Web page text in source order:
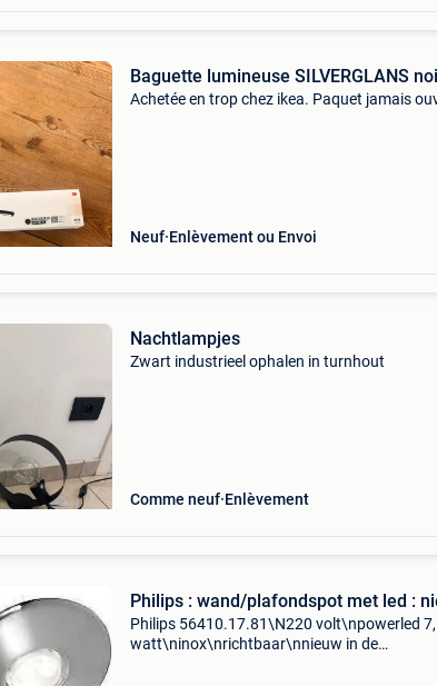
Baguette lumineuse SILVERGLANS
Achetée en trop chez ikea. Paquet jamais
Neuf Enlèvement ou Envoi
Nachtlampjes
Zwart industrieel ophalen in turnhout
Comme neuf Enlèvement
Philips : wand/plafondspot met led :
Philips 56410.17.81\N220 volt\npowerled
watt\ninox\nrichtbaar\nnieuw in de